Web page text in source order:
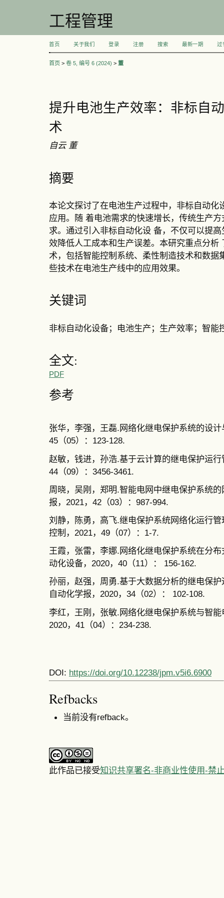
工程管理
首页 关于我们 登录 注册 搜索 最新一期 过
首页 > 卷 5, 编号 6 (2024) > 董
提升电池生产效率：非标自
术
自云 董
摘要
本论文探讨了在电池生产过程中，非标自动化
应用。随 着电池需求的快速增长，传统生产
求。通过引入非标自动化设 备，不仅可以提
效降低人工成本和生产误差。本研究重点分析
术，包括智能控制系统、柔性制造技术和数
些技术在电池生产线中的应用效果。
关键词
非标自动化设备；电池生产；生产效率；智能
全文:
PDF
参考
张华，李强，王磊.网络化继电保护系统的设
45（05）：123-128.
赵敏，钱进，孙浩.基于云计算的继电保护运
44（09）：3456-3461.
周晓，吴刚，郑明.智能电网中继电保护系统
报，2021，42（03）：987-994.
刘静，陈勇，高飞.继电保护系统网络化运行
控制，2021，49（07）：1-7.
王霞，张雷，李娜.网络化继电保护系统在分
动化设备，2020，40（11）： 156-162.
孙丽，赵强，周勇.基于大数据分析的继电保
自动化学报，2020，34（02）： 102-108.
李红，王刚，张敏.网络化继电保护系统与智
2020，41（04）：234-238.
DOI: https://doi.org/10.12238/jpm.v5i6.6900
Refbacks
当前没有refback。
此作品已接受知识共享署名-非商业性使用-禁